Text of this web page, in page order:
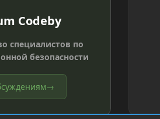
Codeby
специалистов по
безопасности
→